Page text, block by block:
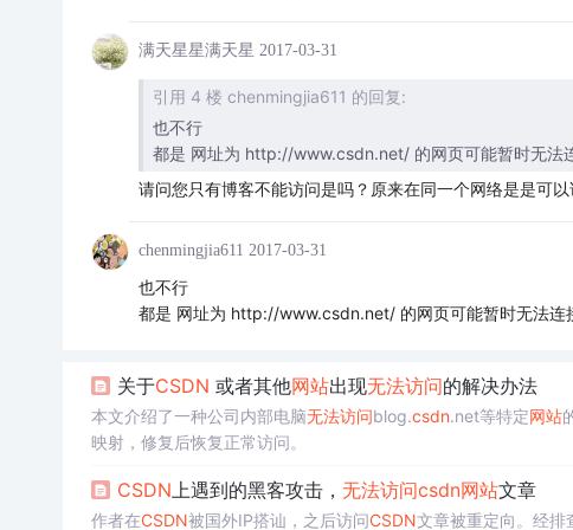
满天星星满天星 2017-03-31
引用 4 楼 chenmingjia611 的回复:
也不行
都是 网址为 http://www.csdn.net/ 的网页可能暂时无法
请问您只有博客不能访问是吗？原来在同一个网络是是可以
chenmingjia611 2017-03-31
也不行
都是 网址为 http://www.csdn.net/ 的网页可能暂时无法连
关于CSDN 或者其他网站出现无法访问的解决办法
本文介绍了一种公司内部电脑无法访问blog.csdn.net等特定网站
映射，修复后恢复正常访问。
CSDN上遇到的黑客攻击， 无法访问csdn网站文章
作者在CSDN被国外IP搭讪，之后访问CSDN文章被重定向。经排